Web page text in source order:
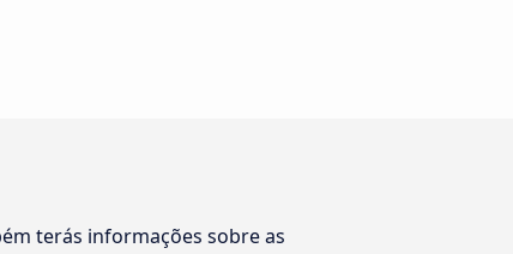
terás informações sobre as